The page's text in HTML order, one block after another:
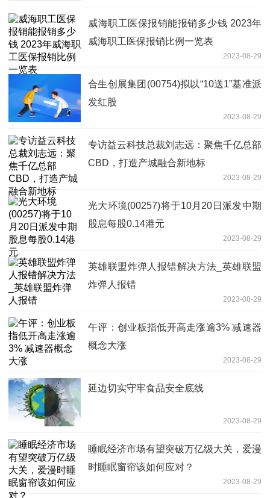
威海职工医保报销能报销多少钱 2023年
威海职工医保报销比例一览表
2023-08-29
合生创展集团(00754)拟以“10送1”基准派
发红股
2023-08-29
专访益云科技总裁刘志远：聚焦千亿总部
CBD，打造产城融合新地标
2023-08-29
光大环境(00257)将于10月20日派发中期
股息每股0.14港元
2023-08-29
英雄联盟炸弹人报错解决方法_英雄联盟
炸弹人报错
2023-08-29
午评：创业板指低开高走涨逾3% 减速器
概念大涨
2023-08-29
延边切实守牢食品安全底线
2023-08-29
睡眠经济市场有望突破万亿级大关，爱漫
时睡眠窗帘该如何应对？
2023-08-29